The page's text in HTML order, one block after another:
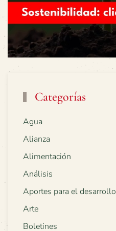
Categorías
Agua
Alianza
Alimentación
Análisis
Aportes para el desarrollo
Arte
Boletines